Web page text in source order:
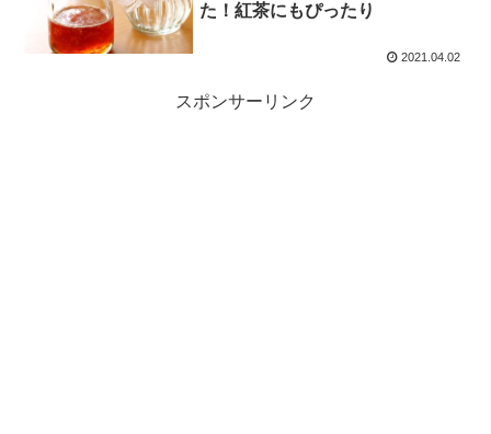
た！紅茶にもぴったり
2021.04.02
スポンサーリンク